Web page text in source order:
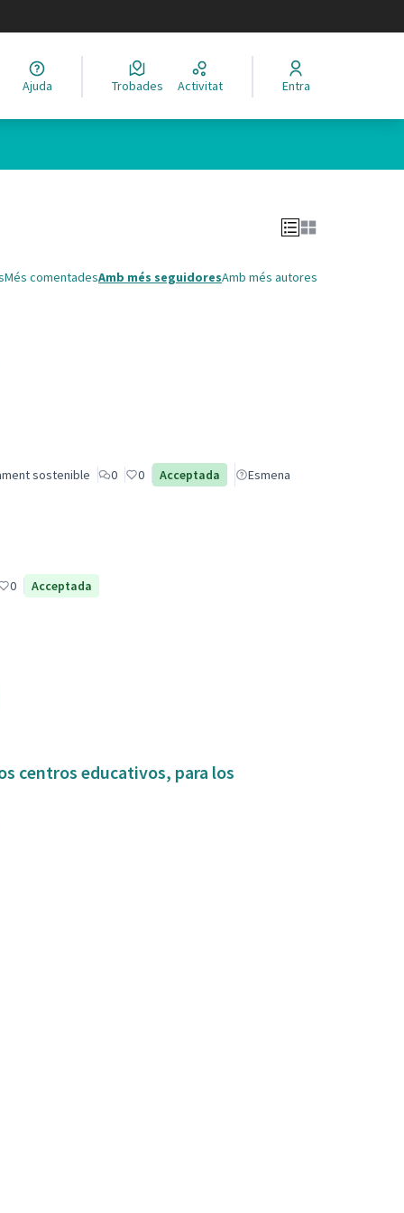
Elegir el idioma
Ajuda Trobades Activitat Entra
Més comentadesAmb més seguidoresAmb més autores
sostenible 0 0 Acceptada Esmena
0 Acceptada
centros educativos, para los